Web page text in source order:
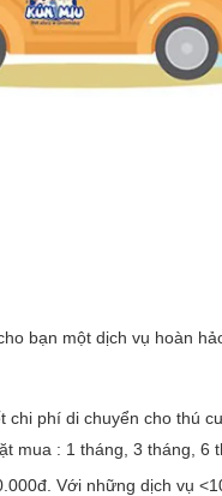
bạn một dịch vụ hoàn
chi phí di chuyển cho thú
mua : 1 tháng, 3 tháng, 6
Với những dịch vụ